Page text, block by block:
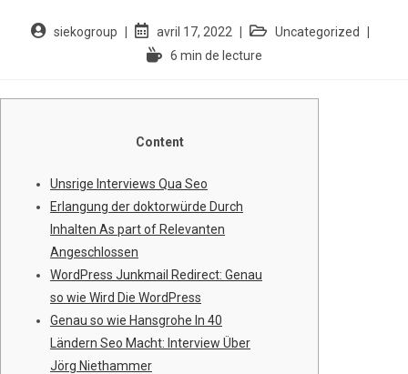
siekogroup avril 17, 2022
Uncategorized
6 min de lecture
Content
Unsrige Interviews Qua Seo
Erlangung der doktorwürde Durch
Inhalten As part of Relevanten
Angeschlossen
WordPress Junkmail Redirect: Genau
so wie Wird Die WordPress
Genau so wie Hansgrohe In 40
Ländern Seo Macht: Interview Über
Jörg Niethammer